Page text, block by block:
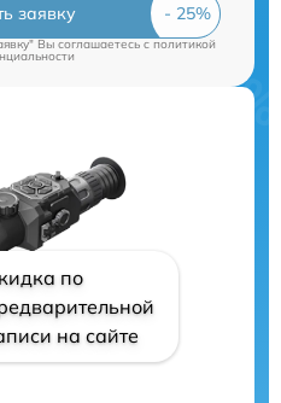
заявку
Вы соглашаетесь cполитикой
по
на сайте